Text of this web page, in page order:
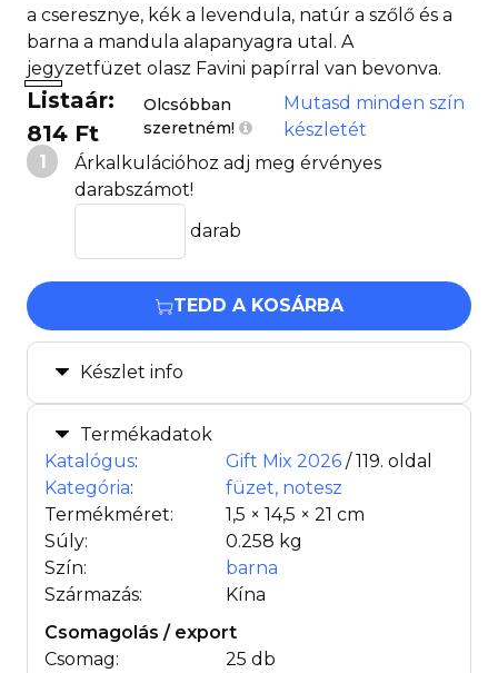
a cseresznye, kék a levendula, natúr a szőlő és a
barna a mandula alapanyagra utal. A
jegyzetfüzet olasz Favini papírral van bevonva.
Listaár:
814 Ft
Olcsóbban
szeretném!
Mutasd minden szín
készletét
1
Árkalkulációhoz adj meg érvényes
darabszámot!
darab
TEDD A KOSÁRBA
Készlet info
Termékadatok
Katalógus: Gift Mix 2026 / 119. oldal
Kategória:
füzet, notesz
Termékméret:
1,5 × 14,5 × 21 cm
Súly:
0.258 kg
Szín:
barna
Származás:
Kína
Csomagolás / export
Csomag:
25 db